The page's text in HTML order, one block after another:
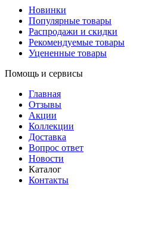
Новинки
Популярные товары
Распродажи и скидки
Рекомендуемые товары
Уцененные товары
Помощь и сервисы
Главная
Отзывы
Акции
Коллекции
Доставка
Вопрос ответ
Новости
Каталог
Контакты